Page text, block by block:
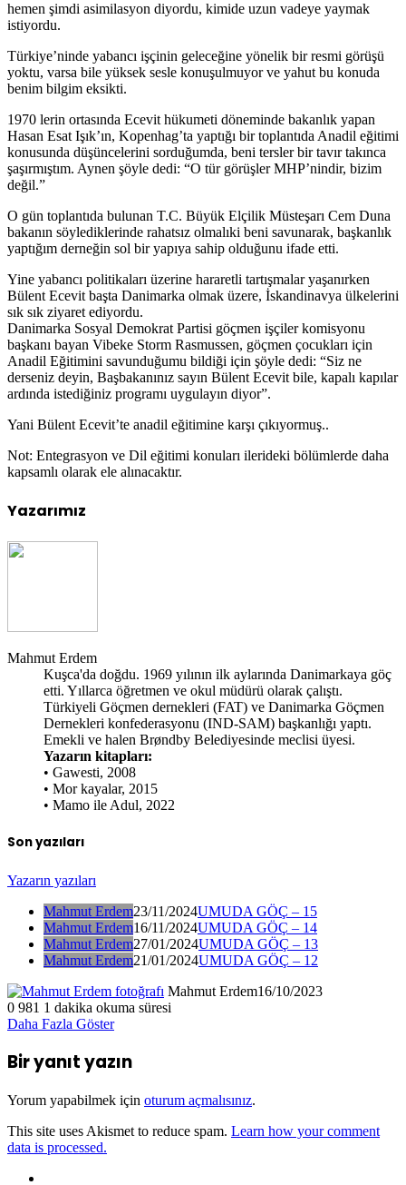
hemen şimdi asimilasyon diyordu, kimide uzun vadeye yaymak
istiyordu.
Türkiye’ninde yabancı işçinin geleceğine yönelik bir resmi görüşü
yoktu, varsa bile yüksek sesle konuşulmuyor ve yahut bu konuda
benim bilgim eksikti.
1970 lerin ortasında Ecevit hükumeti döneminde bakanlık yapan
Hasan Esat Işık’ın, Kopenhag’ta yaptığı bir toplantıda Anadil eğitimi
konusunda düşüncelerini sorduğumda, beni tersler bir tavır takınca
şaşırmıştım. Aynen şöyle dedi: “O tür görüşler MHP’nindir, bizim
değil.”
O gün toplantıda bulunan T.C. Büyük Elçilik Müsteşarı Cem Duna
bakanın söylediklerinde rahatsız olmalıki beni savunarak, başkanlık
yaptığım derneğin sol bir yapıya sahip olduğunu ifade etti.
Yine yabancı politikaları üzerine hararetli tartışmalar yaşanırken
Bülent Ecevit başta Danimarka olmak üzere, İskandinavya ülkelerini
sık sık ziyaret ediyordu.
Danimarka Sosyal Demokrat Partisi göçmen işçiler komisyonu
başkanı bayan Vibeke Storm Rasmussen, göçmen çocukları için
Anadil Eğitimini savunduğumu bildiği için şöyle dedi: “Siz ne
derseniz deyin, Başbakanınız sayın Bülent Ecevit bile, kapalı kapılar
ardında istediğiniz programı uygulayın diyor”.
Yani Bülent Ecevit’te anadil eğitimine karşı çıkıyormuş..
Not: Entegrasyon ve Dil eğitimi konuları ilerideki bölümlerde daha
kapsamlı olarak ele alınacaktır.
Yazarımız
Mahmut Erdem
Kuşca'da doğdu. 1969 yılının ilk aylarında Danimarkaya göç
etti. Yıllarca öğretmen ve okul müdürü olarak çalıştı.
Türkiyeli Göçmen dernekleri (FAT) ve Danimarka Göçmen
Dernekleri konfederasyonu (IND-SAM) başkanlığı yaptı.
Emekli ve halen Brøndby Belediyesinde meclisi üyesi.
Yazarın kitapları:
• Gawesti, 2008
• Mor kayalar, 2015
• Mamo ile Adul, 2022
Son yazıları
Yazarın yazıları
Mahmut Erdem23/11/2024UMUDA GÖÇ – 15
Mahmut Erdem16/11/2024UMUDA GÖÇ – 14
Mahmut Erdem27/01/2024UMUDA GÖÇ – 13
Mahmut Erdem21/01/2024UMUDA GÖÇ – 12
Mahmut Erdem16/10/2023
0 981 1 dakika okuma süresi
Daha Fazla Göster
Bir yanıt yazın
Yorum yapabilmek için oturum açmalısınız.
This site uses Akismet to reduce spam. Learn how your comment
data is processed.